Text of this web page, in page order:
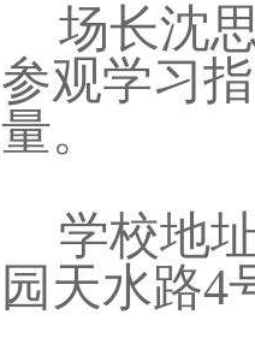
场长沈
参观学习
量。
学校地
园天水路4